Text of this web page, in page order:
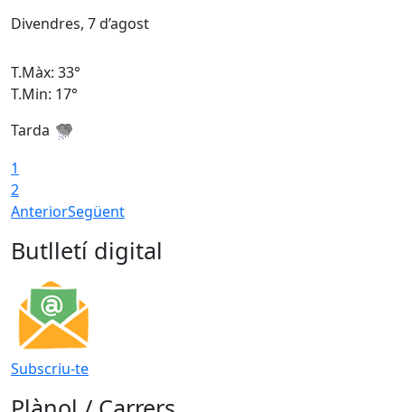
Divendres, 7 d’agost
T.Màx: 33°
T.Min: 17°
Tarda
1
2
AnteriorSegüent
Butlletí digital
Subscriu-te